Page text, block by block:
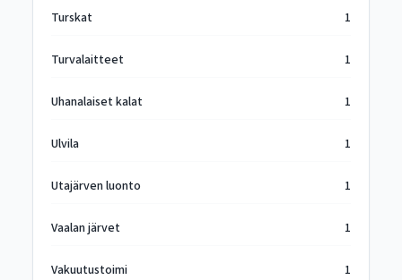
Turskat 1
Turvalaitteet 1
Uhanalaiset kalat 1
Ulvila 1
Utajärven luonto 1
Vaalan järvet 1
Vakuutustoimi 1